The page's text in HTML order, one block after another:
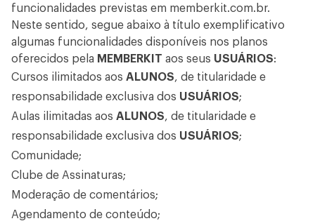
funcionalidades previstas em memberkit.com.br.
Neste sentido, segue abaixo à título exemplificativo
algumas funcionalidades disponíveis nos planos
oferecidos pela MEMBERKIT aos seus USUÁRIOS:
Cursos ilimitados aos ALUNOS, de titularidade e
responsabilidade exclusiva dos USUÁRIOS;
Aulas ilimitadas aos ALUNOS, de titularidade e
responsabilidade exclusiva dos USUÁRIOS;
Comunidade;
Clube de Assinaturas;
Moderação de comentários;
Agendamento de conteúdo;